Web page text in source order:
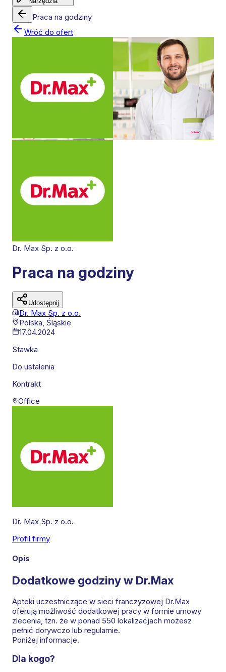
Praca na godziny
Wróć do ofert
Dr. Max Sp. z o.o.
Praca na godziny
Udostępnij
Dr. Max Sp. z o.o.
Polska, Śląskie
17.04.2024
Stawka
Do ustalenia
Kontrakt
Office
Dr. Max Sp. z o.o.
Profil firmy
Opis
Dodatkowe godziny w Dr.Max
Apteki uczestniczące w sieci franczyzowej Dr.Max
oferują możliwość dodatkowej pracy w formie umowy
zlecenia, tzn. że w ponad 550 lokalizacjach możesz
pełnić dorywczo lub regularnie.
Poniżej informacje.
Dla kogo?